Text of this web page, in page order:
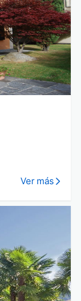
Ver más